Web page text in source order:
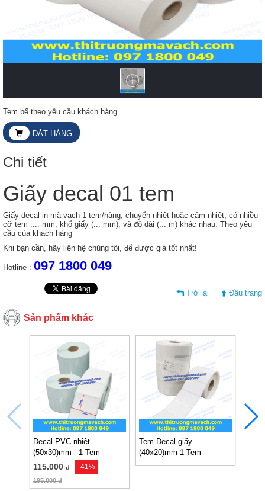
Tem bế theo yêu cầu khách hàng.
ĐẶT HÀNG
Chi tiết
Giấy decal 01 tem
Giấy decal in mã vạch 1 tem/hàng, chuyển nhiệt hoặc cảm nhiệt, có nhiều
cỡ tem .... mm, khổ giấy (... mm), và độ dài (... m) khác nhau. Theo yêu
cầu của khách hàng
Khi bạn cần, hãy liên hệ chúng tôi, để được giá tốt nhất!
Hotline : 097 1800 049
Trở lại Đầu trang
Sản phẩm khác
Decal PVC nhiệt
(50x30)mm - 1 Tem
115.000 đ -41%
195.000đ
Tem Decal giấy
(40x20)mm 1 Tem -